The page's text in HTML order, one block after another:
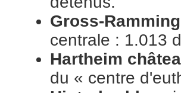
Gross-
centrale : 1.013
Hartheim
du « centre